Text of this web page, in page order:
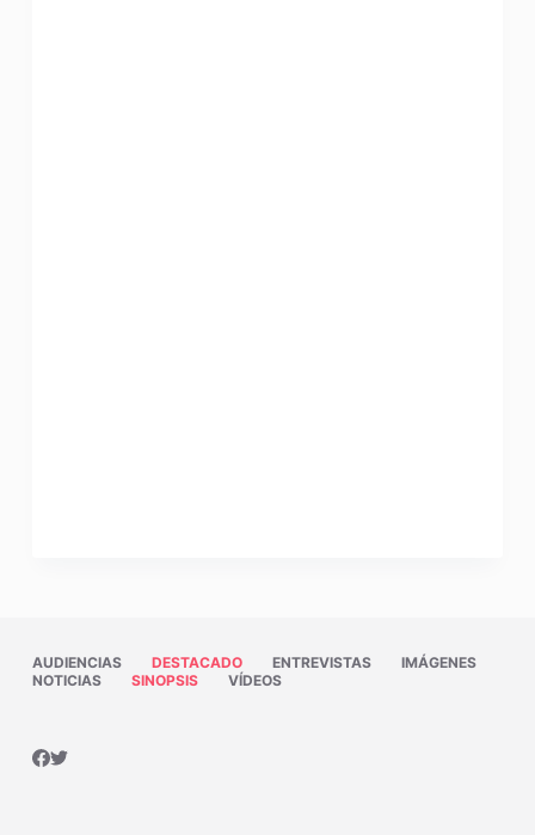
AUDIENCIAS DESTACADO ENTREVISTAS
IMÁGENES
NOTICIAS
SINOPSIS VÍDEOS